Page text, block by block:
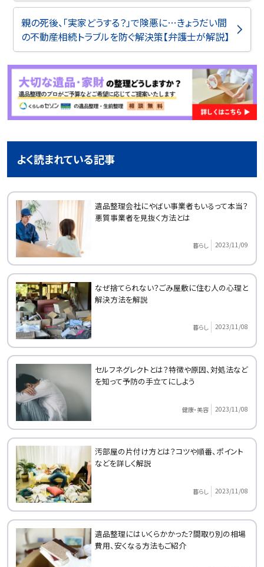
親の死後、「実家どうする？」で険悪に…きょうだい間
の不動産相続トラブルを防ぐ解決策【弁護士が解説】
よく読まれている記事
遺品整理会社にやばい事業者もいるって本当？
悪質事業者を見抜く方法とは
暮らし 2023/11/09
なぜ捨てられない？ごみ屋敷に住む人の心理と
解決方法を解説
暮らし 2023/11/08
セルフネグレクトとは？特徴や原因、対処法など
を知って予防の手立てにしよう
健康・美容 2023/11/08
汚部屋の片付け方とは？コツや順番、ポイント
などを詳しく解説
暮らし 2023/11/08
遺品整理にはいくらかかった？間取り別の相場
費用、安くなる方法もご紹介